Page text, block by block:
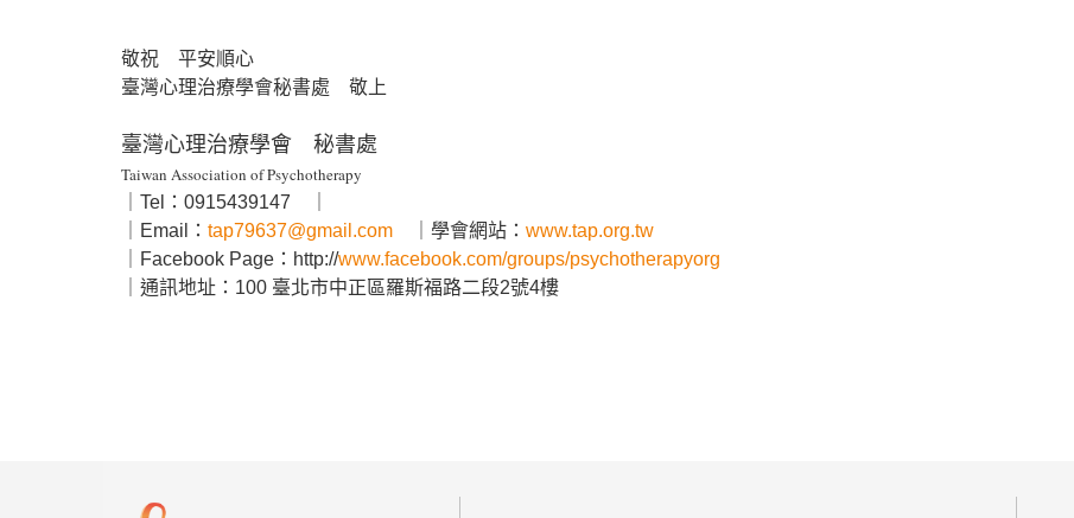
敬祝 平安順心
臺灣心理治療學會秘書處 敬上
臺灣心理治療學會 秘書處
Taiwan Association of Psychotherapy
｜Tel：0915439147 ｜
｜Email： tap79637@gmail.com ｜學會網站： www.tap.org.tw
｜Facebook Page：http://www.facebook.com/groups/psychotherapyorg
｜通訊地址：100 臺北市中正區羅斯福路二段2號4樓